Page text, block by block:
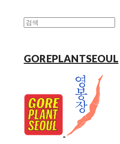
GOREPLANTSEOUL